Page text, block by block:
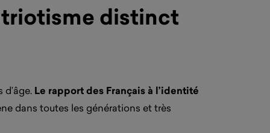
distinct
Le rapport des Français à l’identité
dans toutes les générations et très